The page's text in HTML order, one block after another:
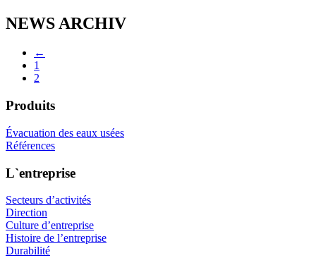
NEWS ARCHIV
←
1
2
Produits
Évacuation des eaux usées
Références
L`entreprise
Secteurs d’activités
Direction
Culture d’entreprise
Histoire de l’entreprise
Durabilité